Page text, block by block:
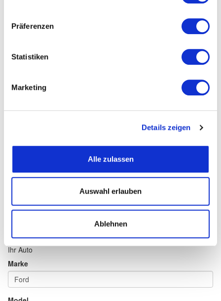
Präferenzen
Statistiken
Marketing
Details zeigen
Alle zulassen
Auswahl erlauben
Ablehnen
Straße und Nummer
Fax
Email
Ihr Auto
Marke